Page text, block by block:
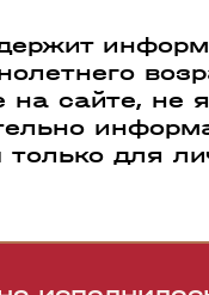
сайте, не
для